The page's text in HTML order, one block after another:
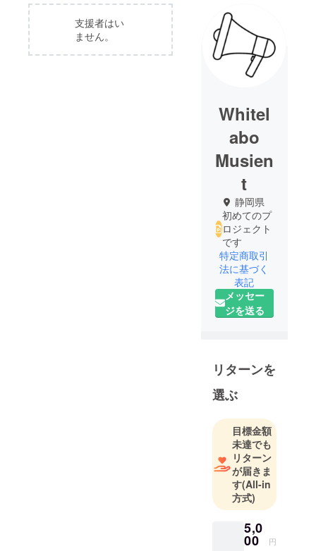
支援者はい
ません。
Whitel
abo
Musien
t
静岡県
初めてのプ
ロジェクト
です
特定商取引
法に基づく
表記
メッセー
ジを送る
リターンを
選ぶ
目標金額
未達でも
リターン
が届きま
す(All-in
方式)
5,0
00 円